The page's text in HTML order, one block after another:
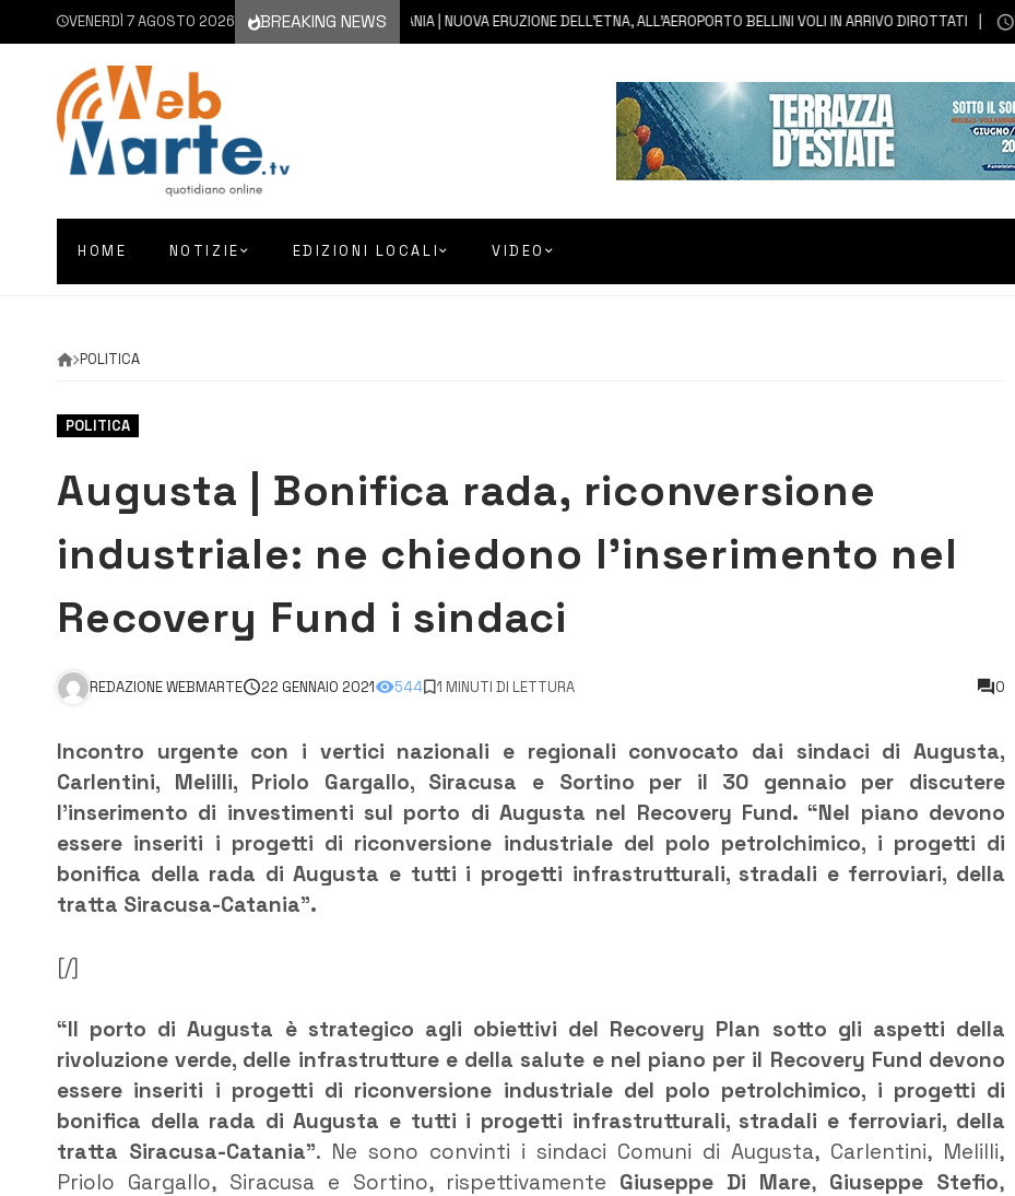
VENERDÌ 7 AGOSTO 2026 BREAKING NEWS
7 AGOSTO 2026 CATANIA | NUOVA ERUZIONE DELL’ETNA, ALL’AEROPORTO BELLINI VOLI IN ARRIVO DIROTTATI 7
HOME NOTIZIE EDIZIONI LOCALI VIDEO
POLITICA
POLITICA
Augusta | Bonifica rada, riconversione
industriale: ne chiedono l’inserimento nel
Recovery Fund i sindaci
REDAZIONE WEBMARTE 22 GENNAIO 2021 544 1 MINUTI DI LETTURA 0
Incontro urgente con i vertici nazionali e regionali convocato dai sindaci di Augusta,
Carlentini, Melilli, Priolo Gargallo, Siracusa e Sortino per il 30 gennaio per discutere
l’inserimento di investimenti sul porto di Augusta nel Recovery Fund. “Nel piano devono
essere inseriti i progetti di riconversione industriale del polo petrolchimico, i progetti di
bonifica della rada di Augusta e tutti i progetti infrastrutturali, stradali e ferroviari, della
tratta Siracusa-Catania”.
[/]
“ll porto di Augusta è strategico agli obiettivi del Recovery Plan sotto gli aspetti della
rivoluzione verde, delle infrastrutture e della salute e nel piano per il Recovery Fund devono
essere inseriti i progetti di riconversione industriale del polo petrolchimico, i progetti di
bonifica della rada di Augusta e tutti i progetti infrastrutturali, stradali e ferroviari, della
tratta Siracusa-Catania”. Ne sono convinti i sindaci Comuni di Augusta, Carlentini, Melilli,
Priolo Gargallo, Siracusa e Sortino, rispettivamente Giuseppe Di Mare, Giuseppe Stefio,